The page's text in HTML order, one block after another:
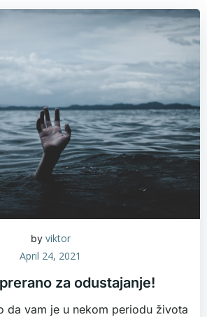
by viktor
April 24, 2021
za odustajanje!
da vam je u nekom periodu života